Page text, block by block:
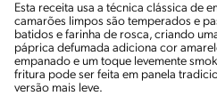
Esta receita usa a técnica clássica de
camarões limpos são temperados e
batidos e farinha de rosca, criando
páprica defumada adiciona cor
empanado e um toque levemente
fritura pode ser feita em panela
versão mais leve.